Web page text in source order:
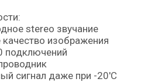
stereo звучание
качество изображения
подключений
сигнал даже при -20'C